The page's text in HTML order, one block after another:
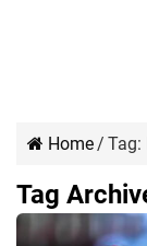
Home/ Tag:
Tag